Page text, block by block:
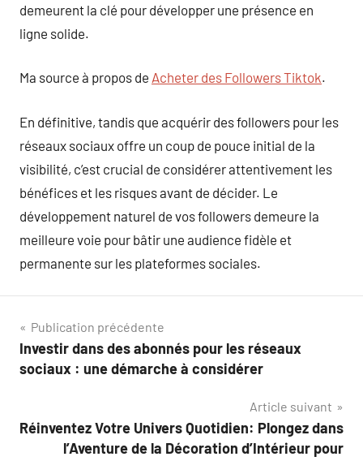
demeurent la clé pour développer une présence en
ligne solide.
Ma source à propos de Acheter des Followers Tiktok.
En définitive, tandis que acquérir des followers pour les
réseaux sociaux offre un coup de pouce initial de la
visibilité, c’est crucial de considérer attentivement les
bénéfices et les risques avant de décider. Le
développement naturel de vos followers demeure la
meilleure voie pour bâtir une audience fidèle et
permanente sur les plateformes sociales.
Navigation
de
Publication précédente
Investir dans des abonnés pour les réseaux
sociaux : une démarche à considérer
Article suivant
Réinventez Votre Univers Quotidien: Plongez dans
l’Aventure de la Décoration d’Intérieur pour